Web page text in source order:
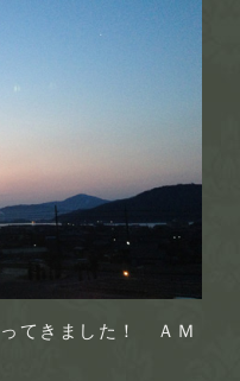
てきました！ ＡＭ